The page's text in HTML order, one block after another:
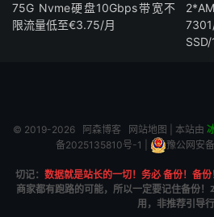
75G Nvme硬盘10Gbps带宽不
限流量低至€3.75/月
© 2019-2026 阿森博客 网站地图 | 本站由
备2025135810号-1
豫公网安
切记： 数据就是站长的一切！务必 备份！备份
商家都有跑路的可能，所以一定要记住备份
用，非推荐引导